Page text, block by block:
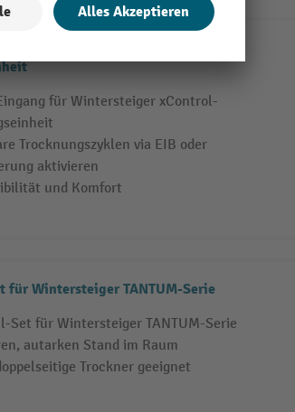
für Wintersteiger xControl-
Trocknungszyklen via EIB oder
aktivieren
und Komfort
für Wintersteiger TANTUM-Serie
Set für Wintersteiger TANTUM-Serie
autarken Stand im Raum
Trockner geeignet